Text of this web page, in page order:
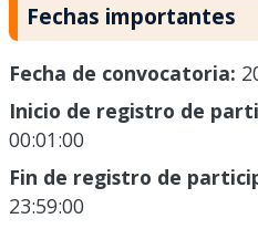
Fechas importantes
Fecha de convocatoria:
Inicio de registro de
00:01:00
Fin de registro de
23:59:00